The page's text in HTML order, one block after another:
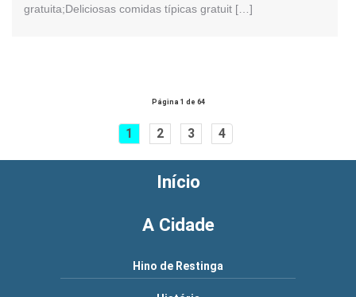
gratuita;Deliciosas comidas típicas gratuit […]
Página 1 de 64
1 2 3 4
Início
A Cidade
Hino de Restinga